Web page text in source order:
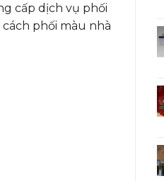
cấp dịch vụ phối
phối màu nhà